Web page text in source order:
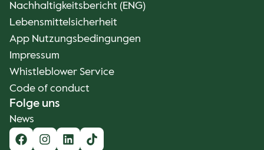
Nachhaltigkeitsbericht (ENG)
Lebensmittelsicherheit
App Nutzungsbedingungen
Impressum
Whistleblower Service
Code of conduct
Folge uns
News